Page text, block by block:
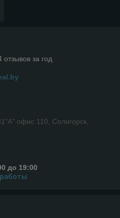
за год
офис 110, Солигорск,
до 19:00